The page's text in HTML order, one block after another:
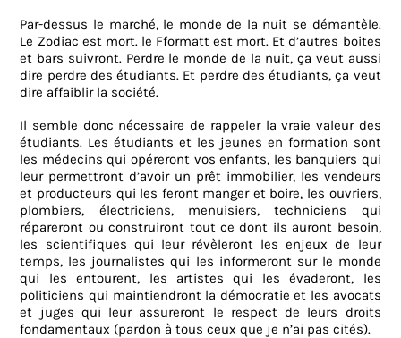
Par-dessus le marché, le monde de la nuit se démantèle.
Le Zodiac est mort. le Fformatt est mort. Et d’autres boites
et bars suivront. Perdre le monde de la nuit, ça veut aussi
dire perdre des étudiants. Et perdre des étudiants, ça veut
dire affaiblir la société.
Il semble donc nécessaire de rappeler la vraie valeur des
étudiants. Les étudiants et les jeunes en formation sont
les médecins qui opéreront vos enfants, les banquiers qui
leur permettront d’avoir un prêt immobilier, les vendeurs
et producteurs qui les feront manger et boire, les ouvriers,
plombiers, électriciens, menuisiers, techniciens qui
répareront ou construiront tout ce dont ils auront besoin,
les scientifiques qui leur révèleront les enjeux de leur
temps, les journalistes qui les informeront sur le monde
qui les entourent, les artistes qui les évaderont, les
politiciens qui maintiendront la démocratie et les avocats
et juges qui leur assureront le respect de leurs droits
fondamentaux (pardon à tous ceux que je n’ai pas cités).